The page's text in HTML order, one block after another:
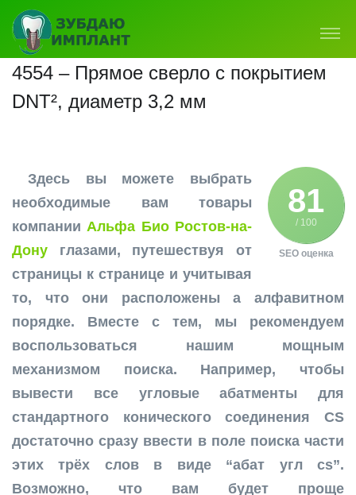
4554 – Прямое сверло с покрытием
DNT², диаметр 3,2 мм
81
/ 100
SEO оценка
Здесь вы можете выбрать
необходимые вам товары
компанииАльфа Био Ростов-на-
Дону глазами, путешествуя от
страницы к странице и учитывая
то, что они расположены а алфавитном
порядке. Вместе с тем, мы рекомендуем
воспользоваться нашим мощным
механизмом поиска. Например, чтобы
вывести все угловые абатменты для
стандартного конического соединения CS
достаточно сразу ввести в поле поиска части
этих трёх слов в виде “абат угл cs”.
Возможно, что вам будет проще